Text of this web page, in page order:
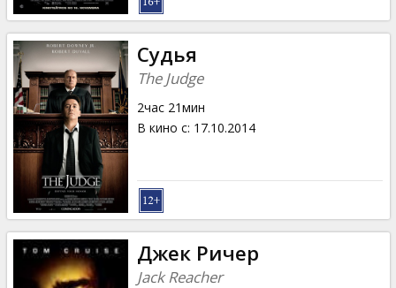
Судья
The Judge
2час 21мин
В кино с: 17.10.2014
Джек Ричер
Jack Reacher